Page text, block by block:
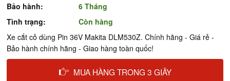
Bảo hành:
6 Tháng
Tình trạng:
Còn hàng
Xe cắt cỏ dùng Pin 36V Makita DLM530Z. Chính hãng - Giá rẻ -
Bảo hành chính hãng - Giao hàng toàn quốc!
MUA HÀNG TRONG 3 GIÂY